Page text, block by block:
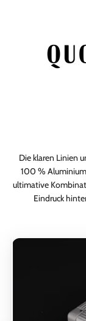
Die klaren Linien
100 %
ultimative
Eindruck